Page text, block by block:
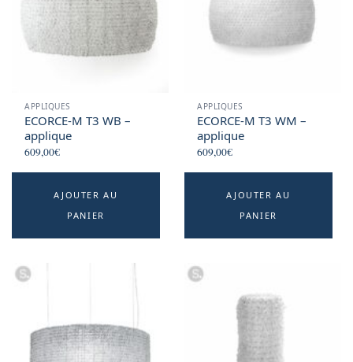
APPLIQUES
ECORCE-M T3 WB –
applique
609,00€
AJOUTER AU
PANIER
APPLIQUES
ECORCE-M T3 WM –
applique
609,00€
AJOUTER AU
PANIER